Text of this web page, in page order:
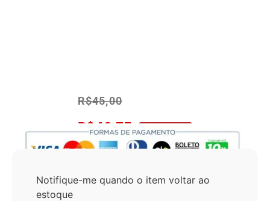
R$45,00
R$42,75 No Pix 5% OFF
Notifique-me quando o item voltar ao
estoque